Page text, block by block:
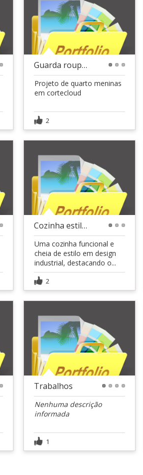
Guarda roupas meninas
Projeto de quarto meninas
em cortecloud
2
Cozinha estilo industrial
Uma cozinha funcional e
cheia de estilo em design
industrial, destacando o...
2
Trabalhos
Nenhuma descrição
informada
1